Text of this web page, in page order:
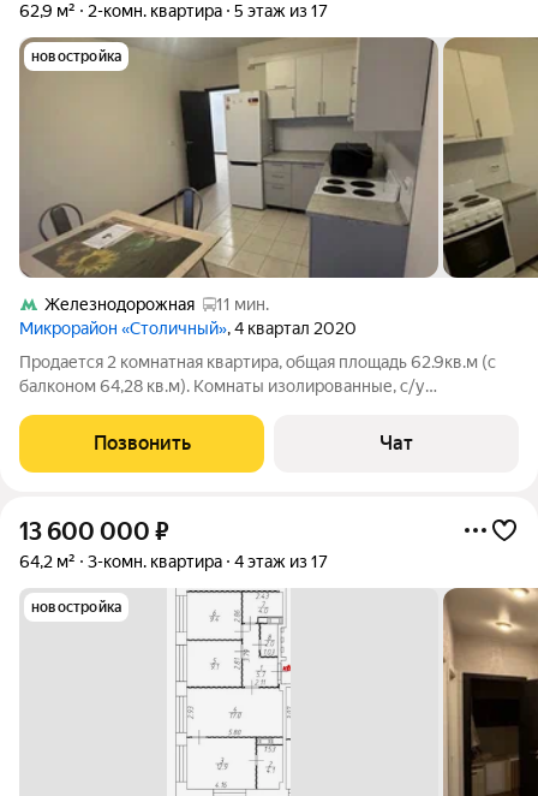
62,9 м² 2-комн. квартира 5 этаж из 17
новостройка
Железнодорожная
11 мин.
Микрорайон «Столичный», 4 квартал 2020
Продается 2 комнатная квартира, общая площадь 62.9кв.м (с
балконом 64,28 кв.м). Комнаты изолированные, с/у
доступности, остановка общественного транспорта 5 минут
пешком. Рядом Пестовский
Позвонить Чат
13 600 000 ₽
64,2 м² 3-комн. квартира 4 этаж из 17
новостройка